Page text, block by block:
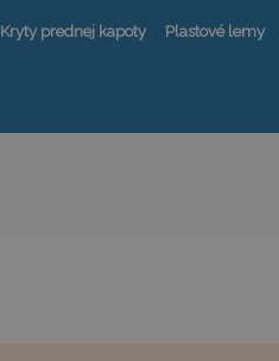
Kryty prednej kapoty Plastové lemy